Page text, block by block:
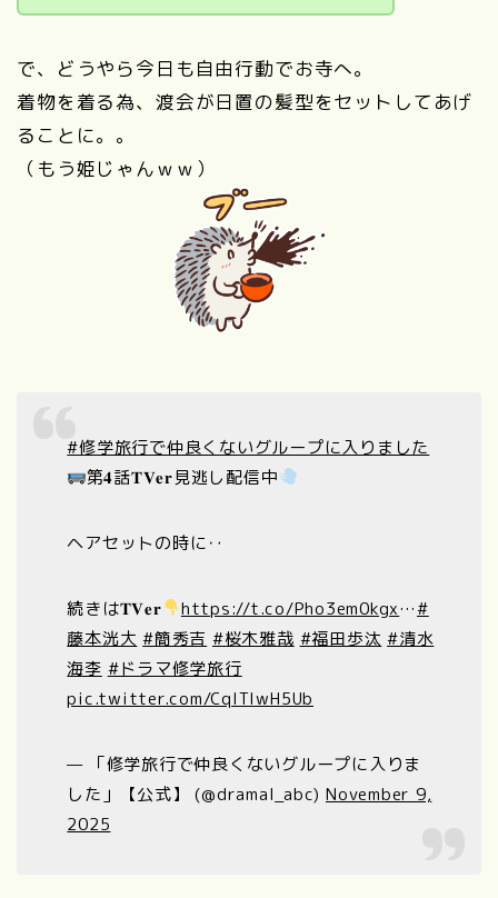
で、どうやら今日も自由行動でお寺へ。
着物を着る為、渡会が日置の髪型をセットしてあげ
ることに。。
（もう姫じゃんｗｗ）
#修学旅行で仲良くないグループに入りました
第𝟒話𝐓𝐕𝐞𝐫見逃し配信中
ヘアセットの時に‥
続きは𝐓𝐕𝐞𝐫 https://t.co/Pho3em0kgx…#
藤本洸大 #簡秀吉 #桜木雅哉 #福田歩汰 #清水
海李 #ドラマ修学旅行
pic.twitter.com/CqlTIwH5Ub
— 「修学旅行で仲良くないグループに入りま
した」【公式】 (@dramal_abc) November 9,
2025